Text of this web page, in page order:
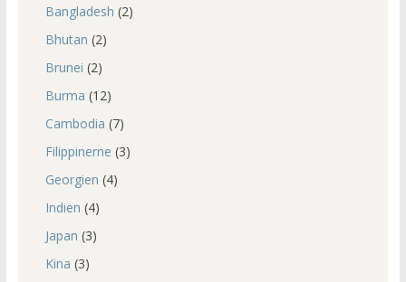
Bangladesh (2)
Bhutan (2)
Brunei (2)
Burma (12)
Cambodia (7)
Filippinerne (3)
Georgien (4)
Indien (4)
Japan (3)
Kina (3)